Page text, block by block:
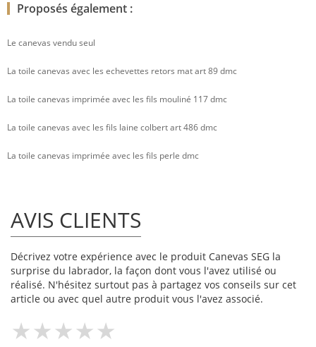
Proposés également :
Le canevas vendu seul
La toile canevas avec les echevettes retors mat art 89 dmc
La toile canevas imprimée avec les fils mouliné 117 dmc
La toile canevas avec les fils laine colbert art 486 dmc
La toile canevas imprimée avec les fils perle dmc
AVIS CLIENTS
Décrivez votre expérience avec le produit Canevas SEG la
surprise du labrador, la façon dont vous l'avez utilisé ou
réalisé. N'hésitez surtout pas à partagez vos conseils sur cet
article ou avec quel autre produit vous l'avez associé.